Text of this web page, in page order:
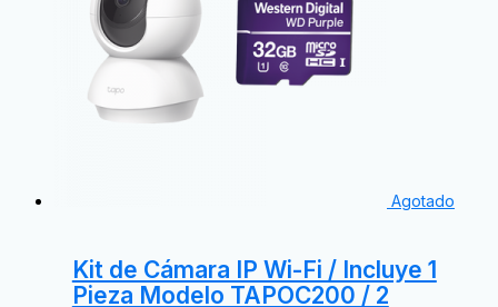
Agotado
Kit de Cámara IP Wi-Fi / Incluye 1
Pieza Modelo TAPOC200 / 2